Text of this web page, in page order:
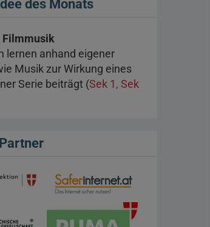
des Monats
Filmmusik
lernen anhand eigener
Musik zur Wirkung eines
Serie beiträgt (Sek 1, Sek